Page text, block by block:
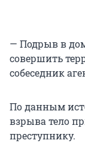
— Подрыв в
совершить
собеседник
По данным
взрыва тело
преступнику.